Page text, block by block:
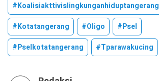
#koalisiakttivislingkunganhiduptangerang
#kotatangerang
#oligo
#psel
#pselkotatangerang
#tparawakucing